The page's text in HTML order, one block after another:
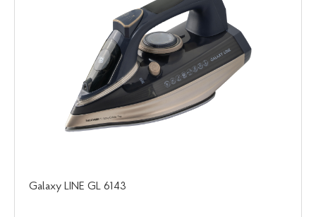
Galaxy LINE GL 6143